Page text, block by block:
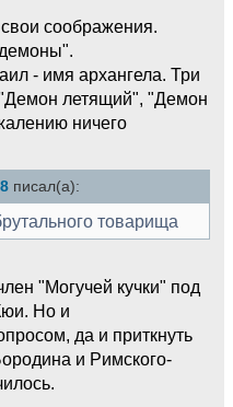
соображения.
- имя архангела. Три
летящий", "Демон
ничего
писал(а):
товарища
"Могучей кучки" под
Но и
да и приткнуть
и Римского-